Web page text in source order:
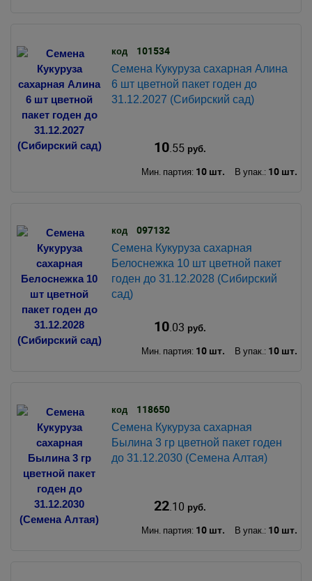
код 101534
Семена Кукуруза сахарная Алина
6 шт цветной пакет годен до
31.12.2027 (Сибирский сад)
10.55руб.
Мин. партия: 10 шт. В упак.: 10 шт.
код 097132
Семена Кукуруза сахарная
Белоснежка 10 шт цветной пакет
годен до 31.12.2028 (Сибирский
сад)
10.03 руб.
Мин. партия: 10 шт. В упак.: 10 шт.
код 118650
Семена Кукуруза сахарная
Былина 3 гр цветной пакет годен
до 31.12.2030 (Семена Алтая)
22.10 руб.
Мин. партия: 10 шт. В упак.: 10 шт.